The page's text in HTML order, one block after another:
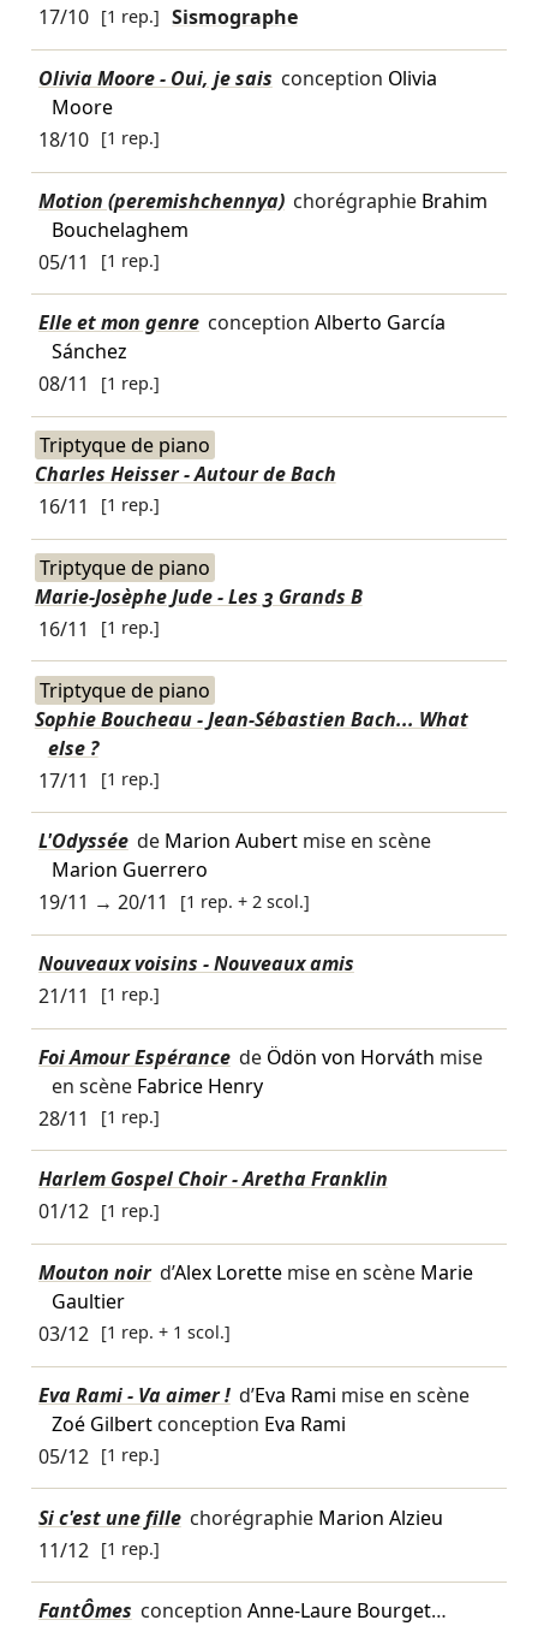
17/10 [1 rep.] Sismographe
Olivia Moore - Oui, je sais conception Olivia
Moore
18/10 [1 rep.]
Motion (peremishchennya) chorégraphie Brahim
Bouchelaghem
05/11
[1 rep.]
Elle et mon genre conception Alberto García
Sánchez
08/11
[1 rep.]
Triptyque de piano
Charles Heisser - Autour de Bach
16/11
[1 rep.]
Triptyque de piano
Marie-Josèphe Jude - Les 3 Grands B
16/11
[1 rep.]
Triptyque de piano
Sophie Boucheau - Jean-Sébastien Bach... What
else ?
17/11
[1 rep.]
L'Odyssée de Marion Aubertmise en scène
Marion Guerrero
19/11 → 20/11 [1 rep. + 2 scol.]
Nouveaux voisins - Nouveaux amis
21/11
[1 rep.]
Foi Amour Espérance de Ödön von Horváth mise
en scène Fabrice Henry
28/11
[1 rep.]
Harlem Gospel Choir - Aretha Franklin
01/12 [1 rep.]
Mouton noir d’Alex Lorettemise en scène Marie
Gaultier
03/12 [1 rep. + 1 scol.]
Eva Rami - Va aimer ! d’Eva Rami mise en scène
Zoé Gilbertconception Eva Rami
05/12 [1 rep.]
Si c'est une fille chorégraphie Marion Alzieu
11/12 [1 rep.]
FantÔmes conception Anne-Laure Bourget…